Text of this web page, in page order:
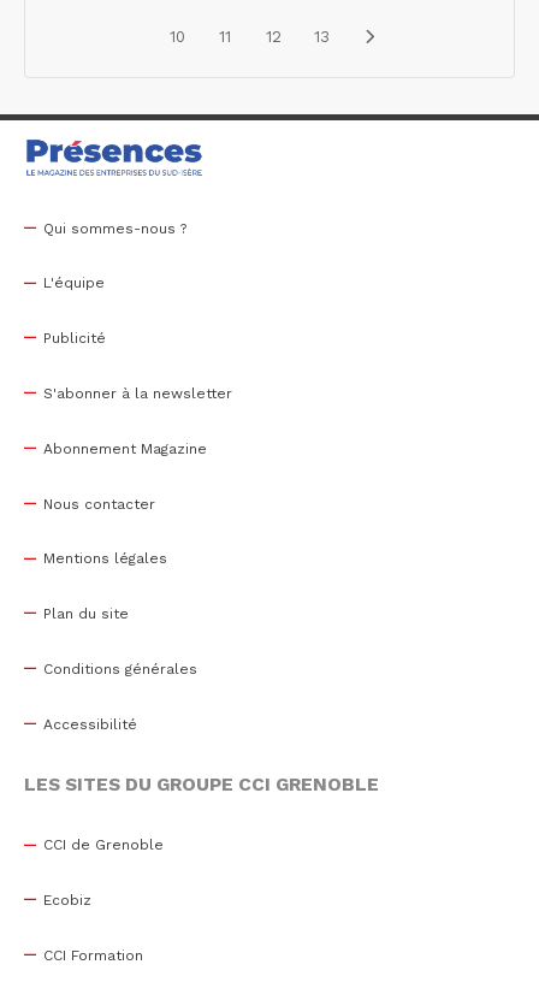
10 11 12 13
Qui sommes-nous ?
L'équipe
Publicité
S'abonner à la newsletter
Abonnement Magazine
Nous contacter
Mentions légales
Plan du site
Conditions générales
Accessibilité
LES SITES DU GROUPE CCI GRENOBLE
CCI de Grenoble
Ecobiz
CCI Formation